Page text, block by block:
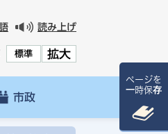
読み上げ
標準 拡大
市政
ページを
一時保存